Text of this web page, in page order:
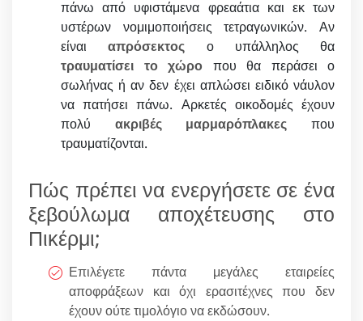
πάνω από υφιστάμενα φρεαάτια και εκ των
υστέρων νομιμοποιήσεις τετραγωνικών. Αν
είναιαπρόσεκτος ο υπάλληλος θα
τραυματίσει το χώρο που θα περάσει ο
σωλήνας ή αν δεν έχει απλώσει ειδικό νάυλον
να πατήσει πάνω. Αρκετές οικοδομές έχουν
πολύ ακριβές μαρμαρόπλακες που
τραυματίζονται.
Πώς πρέπει να ενεργήσετε σε ένα
ξεβούλωμα αποχέτευσης στο
Πικέρμι;
Επιλέγετε πάντα μεγάλες εταιρείες
αποφράξεων και όχι ερασιτέχνες που δεν
έχουν ούτε τιμολόγιο να εκδώσουν.